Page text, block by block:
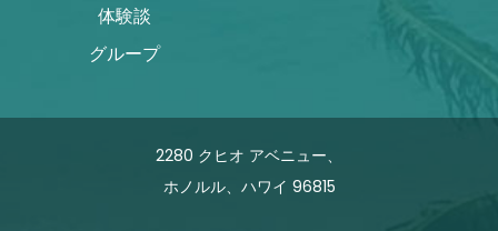
体験談
グループ
2280 クヒオ アベニュー、
ホノルル、ハワイ 96815